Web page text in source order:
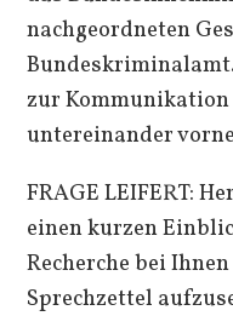
nachgeordneten
zur
untereinander
FRAGE LEIFERT:
einen kurzen
Recherche bei
Sprechzettel